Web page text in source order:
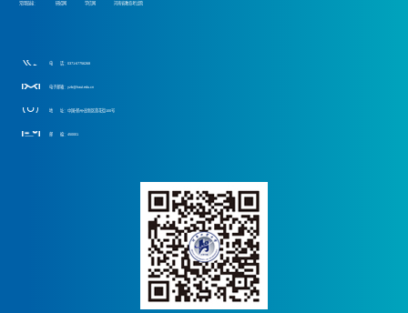
常用链接： 研招网 学信网 河南省教育考试院
电 话：0371-67756268
电子邮箱：yzb@haut.edu.cn
地 址：中国•郑州•高新区莲花街100号
邮 编：450001